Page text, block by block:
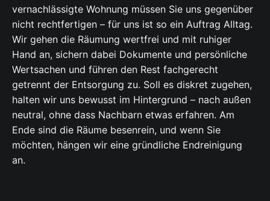
vernachlässigte Wohnung müssen Sie uns gegenüber
nicht rechtfertigen – für uns ist so ein Auftrag Alltag.
Wir gehen die Räumung wertfrei und mit ruhiger
Hand an, sichern dabei Dokumente und persönliche
Wertsachen und führen den Rest fachgerecht
getrennt der Entsorgung zu. Soll es diskret zugehen,
halten wir uns bewusst im Hintergrund – nach außen
neutral, ohne dass Nachbarn etwas erfahren. Am
Ende sind die Räume besenrein, und wenn Sie
möchten, hängen wir eine gründliche Endreinigung
an.